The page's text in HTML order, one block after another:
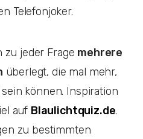
Telefonjoker.
zu jeder Frage mehrere
überlegt, die mal mehr,
können. Inspiration
auf Blaulichtquiz.de.
zu bestimmten